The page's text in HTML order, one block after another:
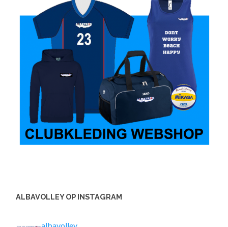
ALBAVOLLEY OP INSTAGRAM
albavolley